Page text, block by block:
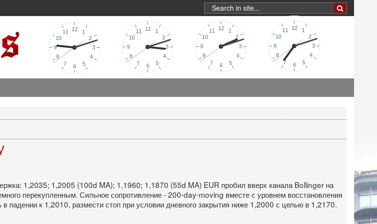
1,2035; 1,2005 (100d MA); 1,1960; 1,1870 (55d MA) EUR пробил вверх канала Bollinger на
перекупленным. Сильное сопротивление - 200-day-moving вместе с уровнем восстановления
к 1,2010, размести стоп при условии дневного закрытия ниже 1,2000 с целью в 1,2170.